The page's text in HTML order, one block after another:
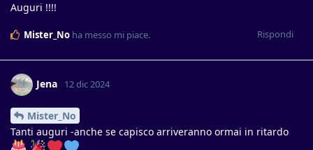
Auguri !!!!
Rispondi
Mister_No ha messo mi piace.
Jena 12 dic 2024
Mister_No
Tanti auguri -anche se capisco arriveranno ormai in ritardo